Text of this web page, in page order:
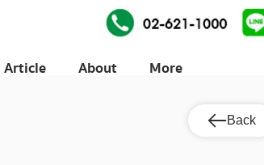
Article About More
Back